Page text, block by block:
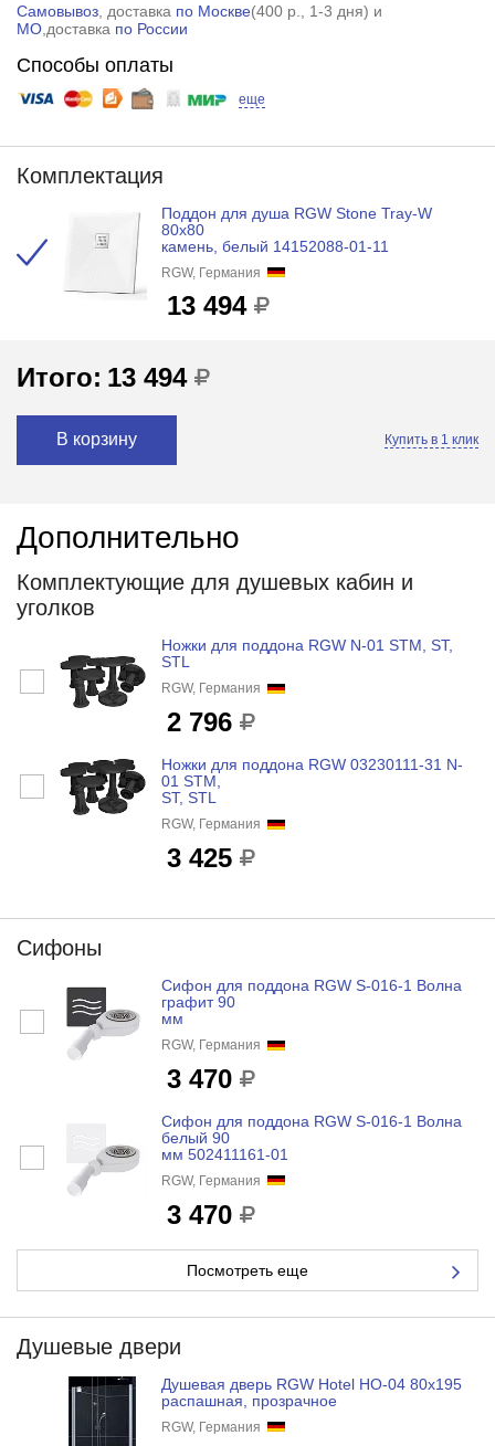
Самовывоз, доставка по Москве(400 р.
, 1-3 дня) и
МО,доставка по России
Способы оплаты
еще
Комплектация
Поддон для душа RGW Stone Tray-W
80x80
камень, белый 14152088-01-11
RGW, Германия
13 494
Итого: 13 494
В корзину Купить в 1 клик
Дополнительно
Комплектующие для душевых кабин и
уголков
Ножки для поддона RGW N-01 STM, ST,
STL
RGW, Германия
2 796
Ножки для поддона RGW 03230111-31 N-
01 STM,
ST, STL
RGW, Германия
3 425
Сифоны
Сифон для поддона RGW S-016-1 Волна
графит 90
мм
RGW, Германия
3 470
Сифон для поддона RGW S-016-1 Волна
белый 90
мм 502411161-01
RGW, Германия
3 470
Посмотреть еще
Душевые двери
Душевая дверь RGW Hotel HO-04 80x195
распашная, прозрачное
RGW, Германия